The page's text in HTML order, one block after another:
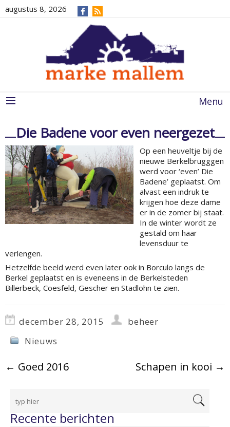
augustus 8, 2026
Menu
Die Badene voor even neergezet
Op een heuveltje bij de
nieuwe Berkelbrugggen
werd voor ‘even’ Die
Badene’ geplaatst. Om
alvast een indruk te
krijgen hoe deze dame
er in de zomer bij staat.
In de winter wordt ze
gestald om haar
levensduur te
verlengen.
Hetzelfde beeld werd even later ook in Borculo langs de
Berkel geplaatst en is eveneens in de Berkelsteden
Billerbeck, Coesfeld, Gescher en Stadlohn te zien.
december 28, 2015
beheer
Nieuws
← Goed 2016 Schapen in kooi →
Recente berichten